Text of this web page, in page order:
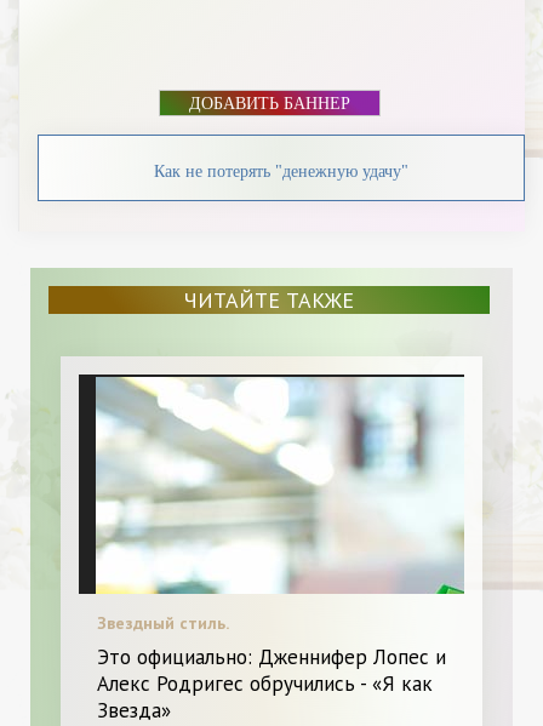
ДОБАВИТЬ БАННЕР
Как не потерять "денежную удачу"
ЧИТАЙТЕ ТАКЖЕ
Звездный стиль.
Это официально: Дженнифер Лопес и
Алекс Родригес обручились - «Я как
Звезда»